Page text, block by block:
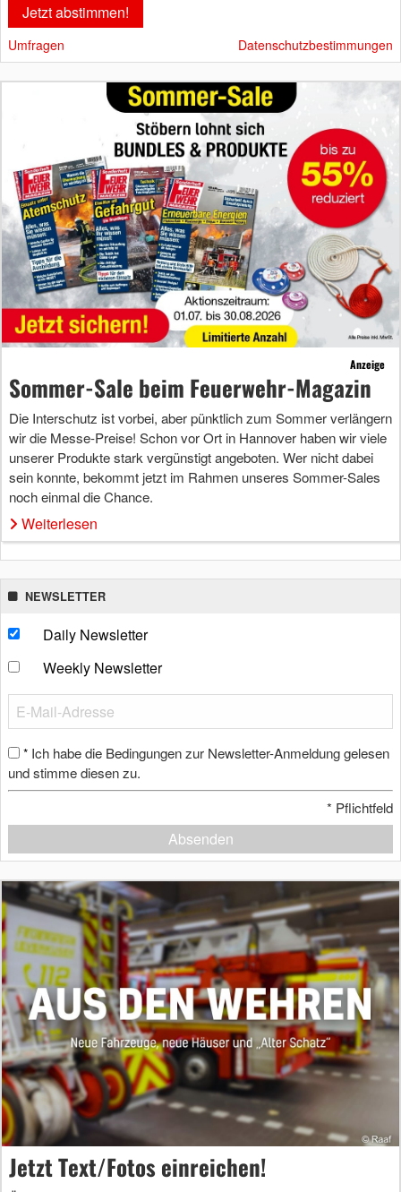
Umfragen Datenschutzbestimmungen
Anzeige
Sommer-Sale beim Feuerwehr-Magazin
Die Interschutz ist vorbei, aber pünktlich zum Sommer verlängern
wir die Messe-Preise! Schon vor Ort in Hannover haben wir viele
unserer Produkte stark vergünstigt angeboten. Wer nicht dabei
sein konnte, bekommt jetzt im Rahmen unseres Sommer-Sales
noch einmal die Chance.
Weiterlesen
NEWSLETTER
Daily Newsletter
Weekly Newsletter
* Ich habe die Bedingungen zur Newsletter-Anmeldung gelesen
und stimme diesen zu.
* Pflichtfeld
Absenden
Jetzt Text/Fotos einreichen!